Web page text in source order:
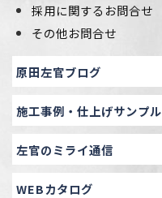
採用に関するお問合せ
その他お問合せ
原田左官ブログ
施工事例・仕上げサンプル
左官のミライ通信
WEBカタログ